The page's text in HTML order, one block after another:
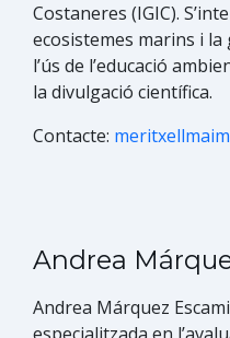
Costaneres (IGIC).
ecosistemes marins i
l’ús de l’educació
la divulgació científica.
Contacte:
Andrea
Andrea Márquez​